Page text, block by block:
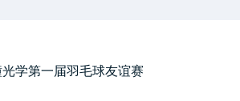
学第一届羽毛球友谊赛